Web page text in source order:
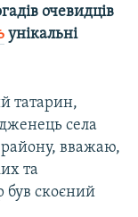
очевидців
унікальні
татарин,
села
вважаю,
та
був скоєний